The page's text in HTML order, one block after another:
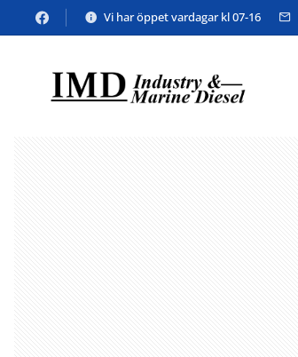
Vi har öppet vardagar kl 07-16